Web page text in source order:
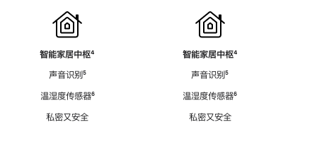
智能家居中枢脚
⁴
声音识别脚
⁵
温湿度传感器脚
⁶
私密又安全
智能家居中枢脚
⁴
声音识别脚
⁵
温湿度传感器脚
⁶
私密又安全